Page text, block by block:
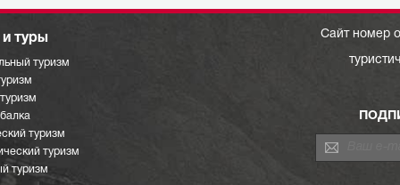
туры
туризм
туризм
туризм
туризм
Сайт номер